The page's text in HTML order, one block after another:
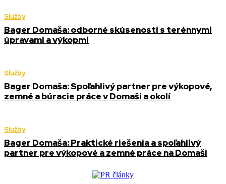
Služby
Bager Domaša: odborné skúsenosti s terénnymi
úpravami a výkopmi
Služby
Bager Domaša: Spoľahlivý partner pre výkopové,
zemné a búracie práce v Domaši a okolí
Služby
Bager Domaša: Praktické riešenia a spoľahlivý
partner pre výkopové a zemné práce na Domaši